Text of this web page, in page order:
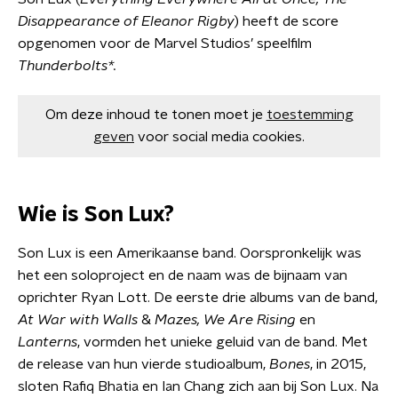
Disappearance of Eleanor Rigby) heeft de score
opgenomen voor de Marvel Studios’ speelfilm
Thunderbolts*.
Om deze inhoud te tonen moet je toestemming
geven voor social media cookies.
Wie is Son Lux?
Son Lux is een Amerikaanse band. Oorspronkelijk was
het een soloproject en de naam was de bijnaam van
oprichter Ryan Lott. De eerste drie albums van de band,
At War with Walls & Mazes, We Are Rising en
Lanterns, vormden het unieke geluid van de band. Met
de release van hun vierde studioalbum, Bones, in 2015,
sloten Rafiq Bhatia en Ian Chang zich aan bij Son Lux. Na